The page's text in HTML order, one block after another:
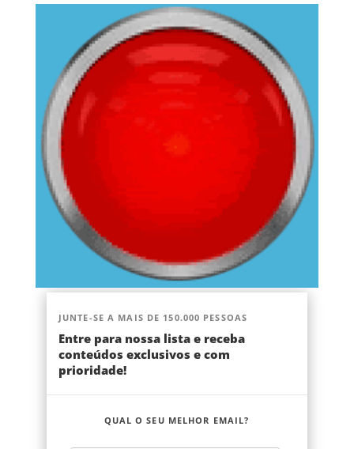
JUNTE-SE A MAIS DE 150.000 PESSOAS
Entre para nossa lista e receba
conteúdos exclusivos e com
prioridade!
QUAL O SEU MELHOR EMAIL?